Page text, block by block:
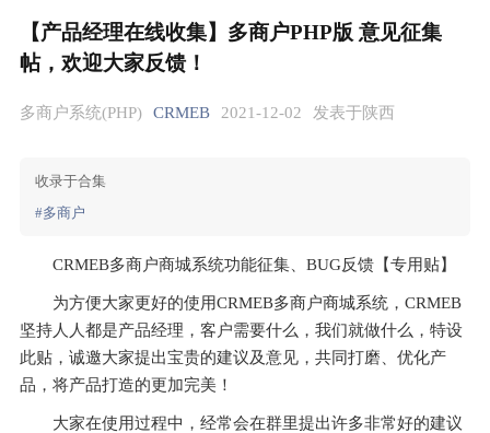
【产品经理在线收集】多商户PHP版 意见征集
帖，欢迎大家反馈！
多商户系统(PHP) CRMEB 2021-12-02 发表于陕西
收录于合集
#多商户
CRMEB多商户商城系统功能征集、BUG反馈【专用贴】
为方便大家更好的使用CRMEB多商户商城系统，CRMEB
坚持人人都是产品经理，客户需要什么，我们就做什么，特设
此贴，诚邀大家提出宝贵的建议及意见，共同打磨、优化产
品，将产品打造的更加完美！
大家在使用过程中，经常会在群里提出许多非常好的建议